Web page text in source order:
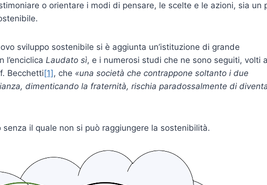
o orientare i modi di pensare, le scelte e le azioni, sia un
sviluppo sostenibile si è aggiunta un’istituzione di grande
l’enciclica Laudato sì, e i numerosi studi che ne sono seguiti, volti a
Becchetti [1] , che «una società che contrappone soltanto i due
dimenticando la fraternità, rischia paradossalmente di
senza il quale non si può raggiungere la sostenibilità.